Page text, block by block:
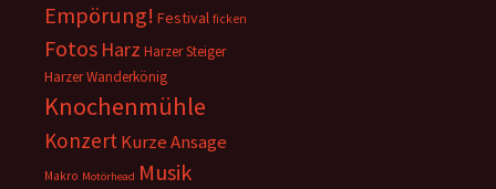
Empörung! Festival ficken
Fotos Harz Harzer Steiger
Harzer Wanderkönig
Knochenmühle
KonzertKurze Ansage
Makro Motörhead Musik